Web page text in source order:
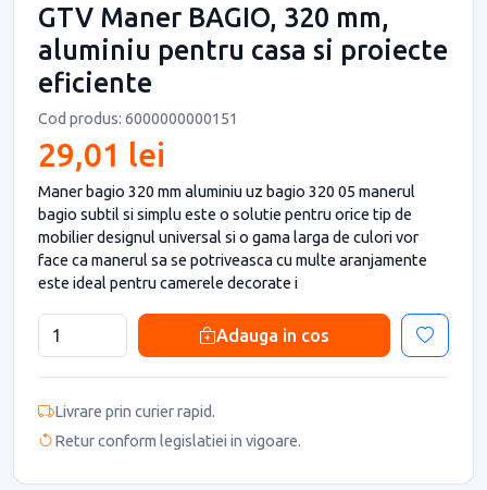
GTV Maner BAGIO, 320 mm,
aluminiu pentru casa si proiecte
eficiente
Cod produs: 6000000000151
29,01 lei
Maner bagio 320 mm aluminiu uz bagio 320 05 manerul
bagio subtil si simplu este o solutie pentru orice tip de
mobilier designul universal si o gama larga de culori vor
face ca manerul sa se potriveasca cu multe aranjamente
este ideal pentru camerele decorate i
Adauga in cos
Livrare prin curier rapid.
Retur conform legislatiei in vigoare.